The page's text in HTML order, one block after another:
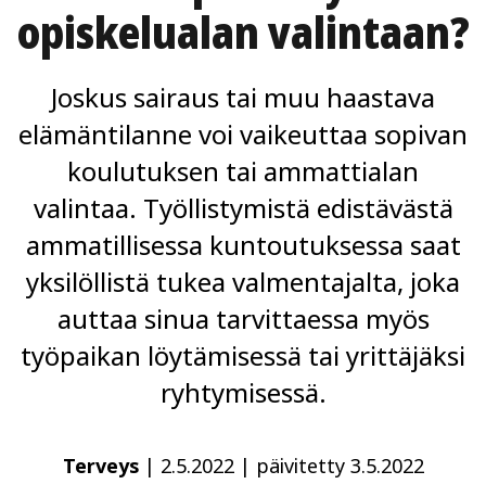
opiskelu­alan valintaan?
Joskus sairaus tai muu haastava
elämäntilanne voi vaikeuttaa sopivan
koulutuksen tai ammattialan
valintaa. Työllistymistä edistävästä
ammatillisessa kuntoutuksessa saat
yksilöllistä tukea valmentajalta, joka
auttaa sinua tarvittaessa myös
työpaikan löytämisessä tai yrittäjäksi
ryhtymisessä.
Terveys | 2.5.2022| päivitetty 3.5.2022